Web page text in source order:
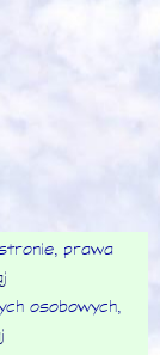
prawa
osobowych,